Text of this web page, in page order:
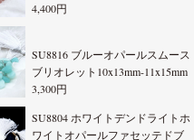
4,400円
SU8816 ブルーオパールスムース
ブリオレット10x13mm-11x15mm
3,300円
SU8804 ホワイトデンドライトホ
ワイトオパールファセッテドブ